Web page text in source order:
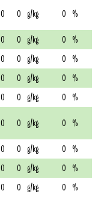
0 0 g/kg 0 %
0 0 g/kg 0 %
0 0 g/kg 0 %
0 0 g/kg 0 %
0 0 g/kg 0 %
0 0 g/kg 0 %
0 0 g/kg 0 %
0 0 g/kg 0 %
0 0 g/kg 0 %